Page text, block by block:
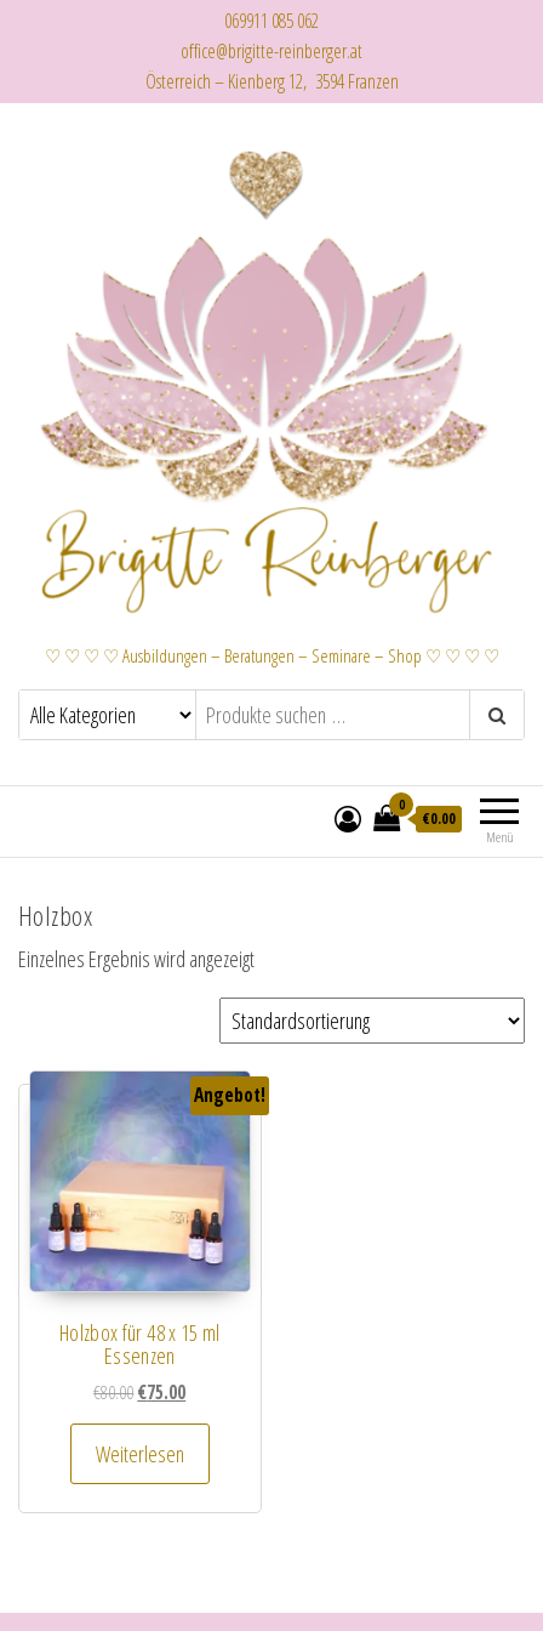
069911 085 062
office@brigitte-reinberger.at
Österreich – Kienberg 12, 3594 Franzen
♡ ♡ ♡ ♡ Ausbildungen – Beratungen – Seminare – Shop ♡ ♡ ♡ ♡
Menü
0
€0.00
Holzbox
Einzelnes Ergebnis wird angezeigt
Angebot!
Holzbox für 48 x 15 ml
Essenzen
€80.00Ursprünglicher Preis war: €80.00
€75.00Aktueller Preis ist: €75.00.
Weiterlesen